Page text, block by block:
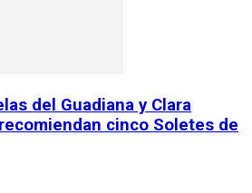
del Guadiana y Clara
cinco Soletes de